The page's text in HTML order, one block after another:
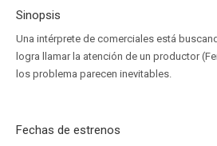
Sinopsis
Una intérprete de comerciales está
logra llamar la atención de un productor
los problema parecen inevitables.
Fechas de estrenos